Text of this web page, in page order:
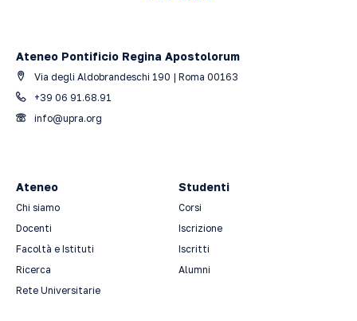
Ateneo Pontificio Regina Apostolorum
Via degli Aldobrandeschi 190 | Roma 00163
+39 06 91.68.91
info@upra.org
Ateneo
Chi siamo
Docenti
Facoltà e Istituti
Ricerca
Rete Universitarie
Studenti
Corsi
Iscrizione
Iscritti
Alumni